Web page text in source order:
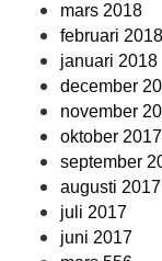
mars 2018
februari 2018
januari 2018
december
november
oktober 2017
september
augusti 2017
juli 2017
juni 2017